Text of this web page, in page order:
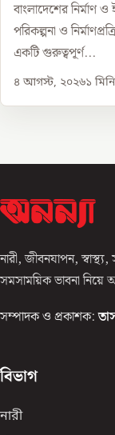
বাংলাদেশের
পরিকল্পনা ও
একটি গুরুত্বপূর্ণ...
৪ আগস্ট, ২০২৬১
নারী, জীবনযাপন,
সমসাময়িক ভাবনা নিয়ে
সম্পাদক ও প্রকাশক:
বিভাগ
নারী